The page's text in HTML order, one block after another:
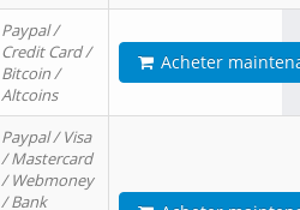
Paypal /
Credit Card /
Bitcoin /
Altcoins
Acheter
Paypal / Visa
/ Mastercard
/ Webmoney
/ Bank